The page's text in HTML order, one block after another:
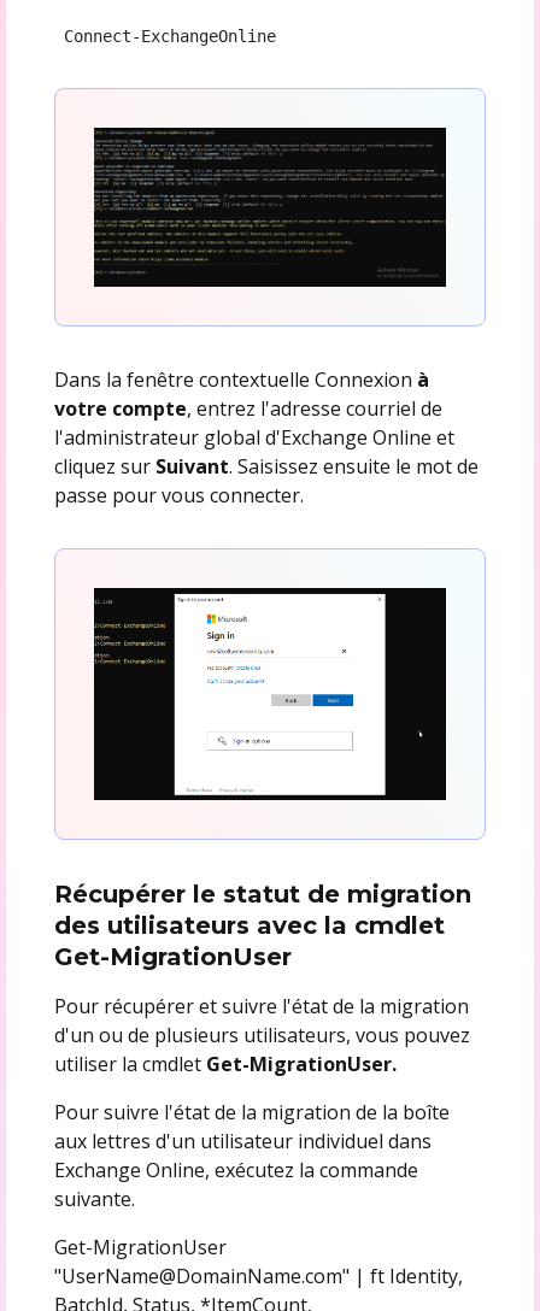
Connect-ExchangeOnline
Dans la fenêtre contextuelle Connexion à
votre compte, entrez l'adresse courriel de
l'administrateur global d'Exchange Online et
cliquez sur Suivant. Saisissez ensuite le mot de
passe pour vous connecter.
Récupérer le statut de migration
des utilisateurs avec la cmdlet
Get-MigrationUser
Pour récupérer et suivre l'état de la migration
d'un ou de plusieurs utilisateurs, vous pouvez
utiliser la cmdlet Get-MigrationUser.
Pour suivre l'état de la migration de la boîte
aux lettres d'un utilisateur individuel dans
Exchange Online, exécutez la commande
suivante.
Get-MigrationUser
"UserName@DomainName.com" | ft Identity,
BatchId, Status, *ItemCount,